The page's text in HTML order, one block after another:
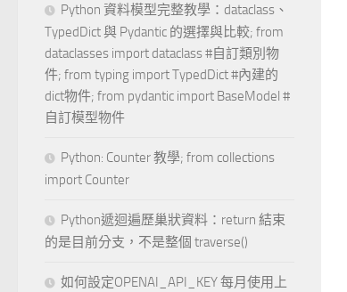
Python 資料模型完整教學：dataclass、
TypedDict 與 Pydantic 的選擇與比較; from
dataclasses import dataclass #自訂類別物
件; from typing import TypedDict #內建的
dict物件; from pydantic import BaseModel #
自訂模型物件
Python: Counter 教學; from collections
import Counter
Python遞迴遍歷巢狀資料：return 結束
的是目前分支，不是整個 traverse()
如何設定OPENAI_API_KEY 每月使用上